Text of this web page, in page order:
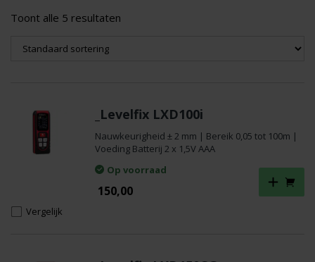
Toont alle 5 resultaten
_Levelfix LXD100i
Nauwkeurigheid ± 2 mm | Bereik 0,05 tot 100m |
Voeding Batterij 2 x 1,5V AAA
Op voorraad
150,00
Vergelijk